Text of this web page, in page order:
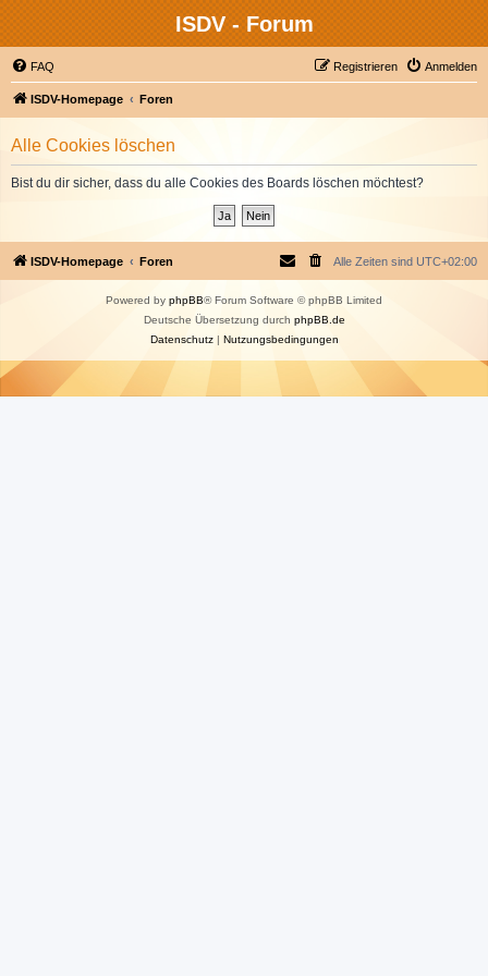
ISDV - Forum
FAQ Anmelden
Registrieren
ISDV-Homepage Foren
Alle Cookies löschen
Bist du dir sicher, dass du alle Cookies des Boards löschen möchtest?
ISDV-Homepage Foren Alle Zeiten sind UTC+02:00
Powered by phpBB® Forum Software © phpBB Limited
Deutsche Übersetzung durch phpBB.de
Datenschutz| Nutzungsbedingungen